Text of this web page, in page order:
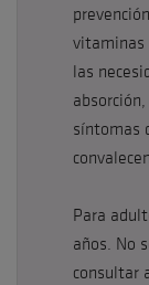
vitaminas
las
síntomas
Para
años. No
consultar